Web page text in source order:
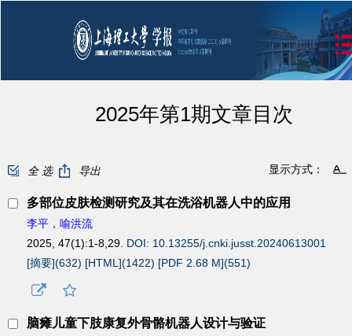
2025年第1期文章目次
全 选 导出 显示方式：
多部位皮肤检测研究及其在洗浴机器人中的应用
李平，喻洪流
2025, 47(1):1-8,29. DOI: 10.13255/j.cnki.jusst.20240613001
[摘要](632) [HTML](1422) [PDF 2.68 M](551)
脑瘫儿童下肢康复外骨骼机器人设计与验证